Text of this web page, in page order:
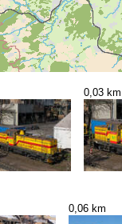
0,03 km
0,06 km